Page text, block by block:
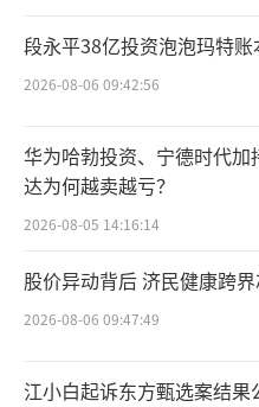
其次是重磅产品
品恩必普面临集采压
何确保新药体系能够
集团头上的一大考验
有了些眉目。
第三是企业的传
议题中，“接班人”
也是石药集团未来发
新生代接班人陆续
重要环节上已初露端
段永平38亿投资泡泡玛特账
2026-08-06 09:42:56
华为哈勃投资、宁德时代加
达为何越卖越亏？
2026-08-05 14:16:14
股价异动背后 济民健康跨
2026-08-06 09:47:49
江小白起诉东方甄选案结果